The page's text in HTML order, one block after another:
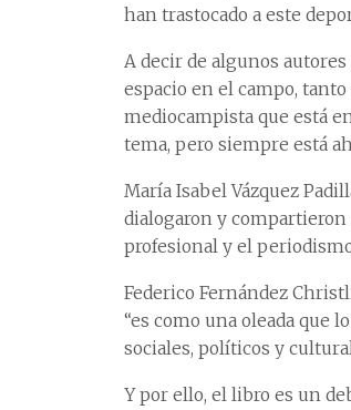
han trastocado a este
A decir de algunos
espacio en el campo,
mediocampista que está
tema, pero siempre está
María Isabel Vázquez
dialogaron y
profesional y el
Federico Fernández
“es como una oleada que
sociales, políticos y
Y por ello, el libro es un